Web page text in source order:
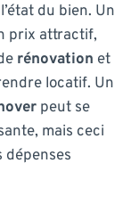
du bien. Un
prix attractif,
rénovation et
locatif. Un
peut se
mais ceci
dépenses